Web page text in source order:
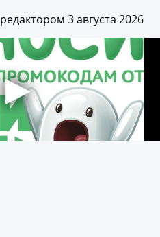
3 августа 2026